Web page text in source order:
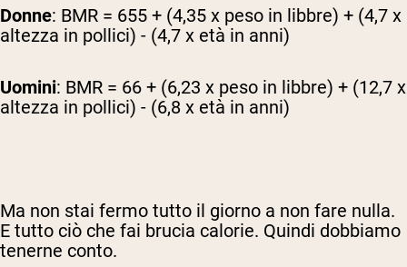
Donne: BMR = 655 + (4,35 x peso in libbre) + (4,7 x
altezza in pollici) - (4,7 x età in anni)
Uomini: BMR = 66 + (6,23 x peso in libbre) + (12,7 x
altezza in pollici) - (6,8 x età in anni)
Ma non stai fermo tutto il giorno a non fare nulla.
E tutto ciò che fai brucia calorie. Quindi dobbiamo
tenerne conto.